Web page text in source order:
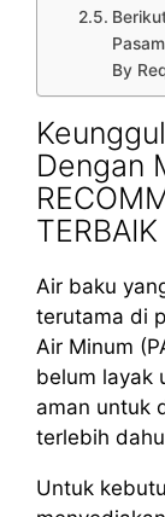
By
Dengan
TERBAIK
Air baku
terutama di
Air Minum
belum layak
aman untuk
terlebih
Untuk